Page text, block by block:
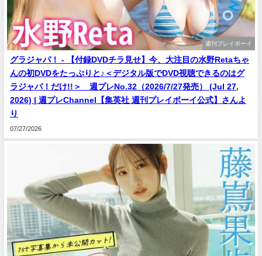
週刊プレイボーイ
グラジャパ！ - 【付録DVDチラ見せ】今、大注目の水野Retaちゃ
んの初DVDをたっぷりと♪＜デジタル版でDVD視聴できるのはグ
ラジャパ！だけ!!＞ 週プレNo.32（2026/7/27発売） (Jul 27,
2026) | 週プレChannel【集英社 週刊プレイボーイ公式】さんよ
り
07/27/2026